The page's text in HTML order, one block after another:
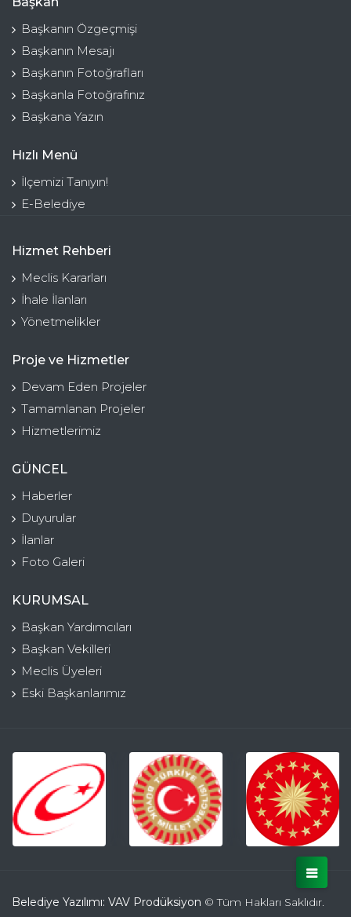
Başkanın Özgeçmişi
Başkanın Mesajı
Başkanın Fotoğrafları
Başkanla Fotoğrafınız
Başkana Yazın
Hızlı Menü
İlçemizi Tanıyın!
E-Belediye
Hizmet Rehberi
Meclis Kararları
İhale İlanları
Yönetmelikler
Proje ve Hizmetler
Devam Eden Projeler
Tamamlanan Projeler
Hizmetlerimiz
GÜNCEL
Haberler
Duyurular
İlanlar
Foto Galeri
KURUMSAL
Başkan Yardımcıları
Başkan Vekilleri
Meclis Üyeleri
Eski Başkanlarımız
Belediye Yazılımı: VAV Prodüksiyon © Tüm Hakları Saklıdır.